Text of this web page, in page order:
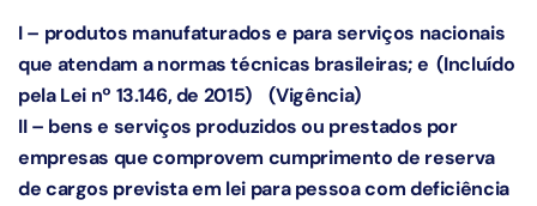
I – produtos manufaturados e para serviços nacionais
que atendam a normas técnicas brasileiras; e(Incluído
pela Lei nº 13.146, de 2015)
(Vigência)
II – bens e serviços produzidos ou prestados por
empresas que comprovem cumprimento de reserva
de cargos prevista em lei para pessoa com deficiência